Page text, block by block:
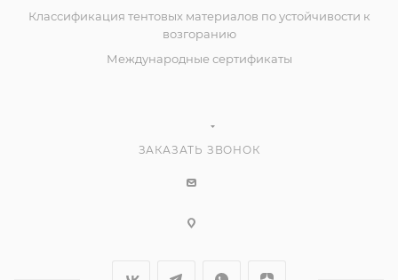
Классификация тентовых материалов по устойчивости к
возгоранию
Международные сертификаты
ЗАКАЗАТЬ ЗВОНОК